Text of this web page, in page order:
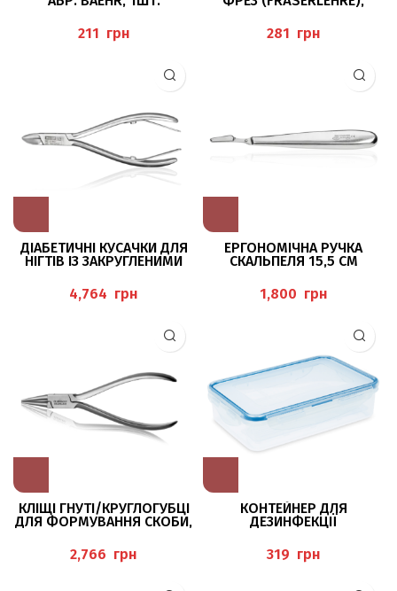
грн
грн
ДІАБЕТИЧНІ КУСАЧКИ ДЛЯ
НІГТІВ ІЗ ЗАКРУГЛЕНИМИ
грн
ЕРГОНОМІЧНА РУЧКА
СКАЛЬПЕЛЯ 15,5 СМ
грн
КЛІЩІ ГНУТІ/КРУГЛОГУБЦІ
ДЛЯ ФОРМУВАННЯ СКОБИ,
грн
КОНТЕЙНЕР ДЛЯ
ДЕЗИНФЕКЦІЇ
BOX” 800 МЛ BAEHR
грн